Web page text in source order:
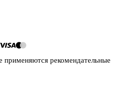
применяются рекомендательные